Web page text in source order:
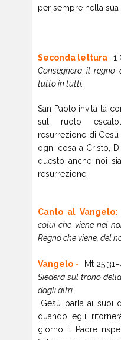
per sempre nella sua
Seconda lettura -1
Consegnerà il regno
tutto in tutti.
San Paolo invita la
sul ruolo
resurrezione di
ogni cosa a Cristo,
questo anche noi
resurrezione.
Canto al Vangelo:
colui che viene nel
Regno che viene, del
Vangelo -
Mt
Siederà sul trono
dagli altri
Gesù parla ai suoi
quando egli
giorno il Padre